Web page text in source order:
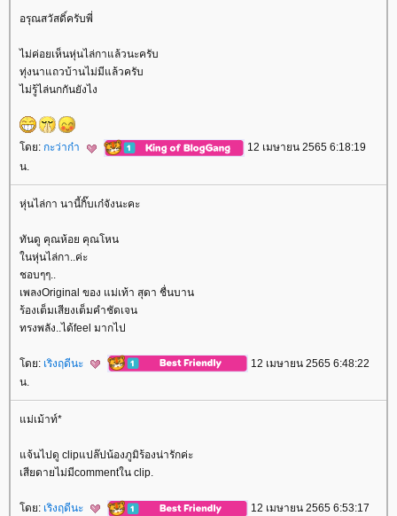
อรุณสวัสดิ์ครับพี่
ไม่ค่อยเห็นหุ่นไล่กาแล้วนะครับ
ทุ่งนาแถวบ้านไม่มีแล้วครับ
ไม่รู้ไล่นกกันยังไง
ดย: กะว่าก๋า
12 เมษายน 2565 6:18:19
น.
หุ่นไล่กา นานี้กิ๊บเก๋จังนะคะ
ทันดู คุณห้อย คุณโหน
นหุ่นไล่กา..ค่ะ
ชอบๆๆ..
เพลงOriginal ของ แม่เท้า สุดา ชื่นบาน
ร้องเต็มเสียงเต็มคำชัดเจน
ทรงพลัง..ได้feel มากไป
ดย: เริงฤดีนะ
12 เมษายน 2565 6:48:22
น.
ม่เม้าท์*
จ้นไปดู clipแปล๊ปน้องภูมิร้องน่ารักค่ะ
เสียดายไม่มีcommentใน clip.
ดย: เริงฤดีนะ
12 เมษายน 2565 6:53:17